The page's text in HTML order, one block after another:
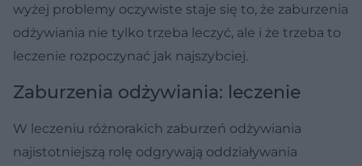
wyżej problemy oczywiste staje się to, że zaburzenia
odżywiania nie tylko trzeba leczyć, ale i że trzeba to
leczenie rozpoczynać jak najszybciej.
Zaburzenia odżywiania: leczenie
W leczeniu różnorakich zaburzeń odżywiania
najistotniejszą rolę odgrywają oddziaływania